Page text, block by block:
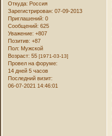
Откуда: Россия
Зарегистрирован: 07-09-2013
Приглашений: 0
Сообщений: 625
Уважение: +807
Позитив: +87
Пол: Мужской
Возраст: 55[1971-03-13]
Провел на форуме:
14 дней 5 часов
Последний визит:
06-07-2021 14:46:01